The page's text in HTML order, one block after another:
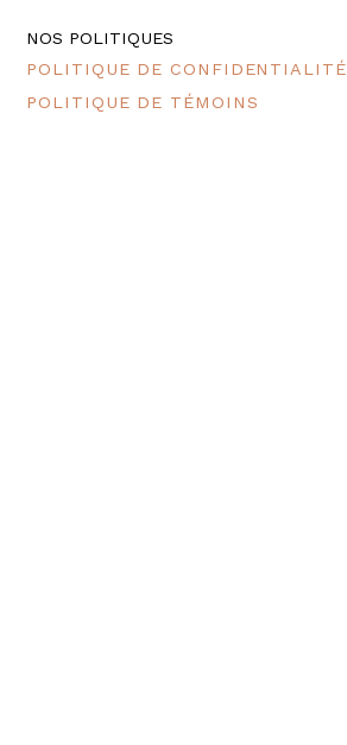
NOS POLITIQUES
POLITIQUE DE CONFIDENTIALITÉ
POLITIQUE DE TÉMOINS